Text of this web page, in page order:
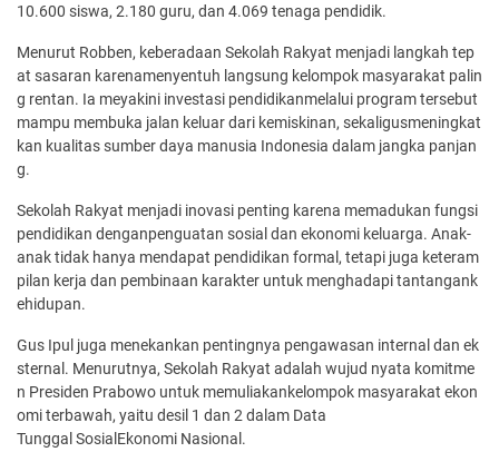
10.600 siswa, 2.180 guru, dan 4.069 tenaga pendidik.
Menurut Robben, keberadaan Sekolah Rakyat menjadi langkah tep
at sasaran karenamenyentuh langsung kelompok masyarakat palin
g rentan. Ia meyakini investasi pendidikanmelalui program tersebut
mampu membuka jalan keluar dari kemiskinan, sekaligusmeningkat
kan kualitas sumber daya manusia Indonesia dalam jangka panjan
g.
Sekolah Rakyat menjadi inovasi penting karena memadukan fungsi
pendidikan denganpenguatan sosial dan ekonomi keluarga. Anak-
anak tidak hanya mendapat pendidikan formal, tetapi juga keteram
pilan kerja dan pembinaan karakter untuk menghadapi tantangank
ehidupan.
Gus Ipul juga menekankan pentingnya pengawasan internal dan ek
sternal. Menurutnya, Sekolah Rakyat adalah wujud nyata komitme
n Presiden Prabowo untuk memuliakankelompok masyarakat ekon
omi terbawah, yaitu desil 1 dan 2 dalam Data
Tunggal SosialEkonomi Nasional.